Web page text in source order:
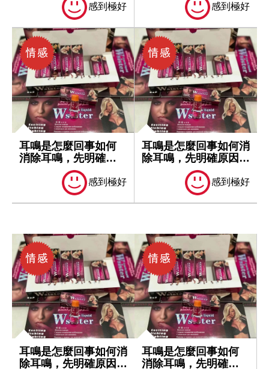
感到極好 感到極好
耳鳴是怎麼回事如何
消除耳鳴，先明確原
感到極好
耳鳴是怎麼回事如何消
除耳鳴，先明確原因再
感到極好
耳鳴是怎麼回事如何消
除耳鳴，先明確原因再
耳鳴是怎麼回事如何
消除耳鳴，先明確原